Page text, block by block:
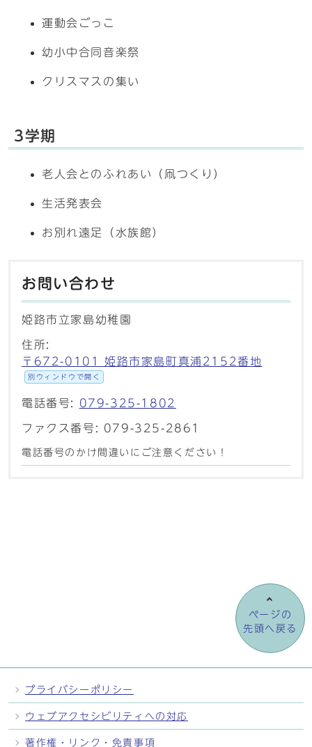
運動会ごっこ
幼小中合同音楽祭
クリスマスの集い
3学期
老人会とのふれあい（凧つくり）
生活発表会
お別れ遠足（水族館）
お問い合わせ
姫路市立家島幼稚園
住所:
〒672-0101 姫路市家島町真浦2152番地
別ウィンドウで開く
電話番号: 079-325-1802
ファクス番号: 079-325-2861
電話番号のかけ間違いにご注意ください！
ページの
先頭へ戻る
プライバシーポリシー
ウェブアクセシビリティへの対応
著作権・リンク・免責事項